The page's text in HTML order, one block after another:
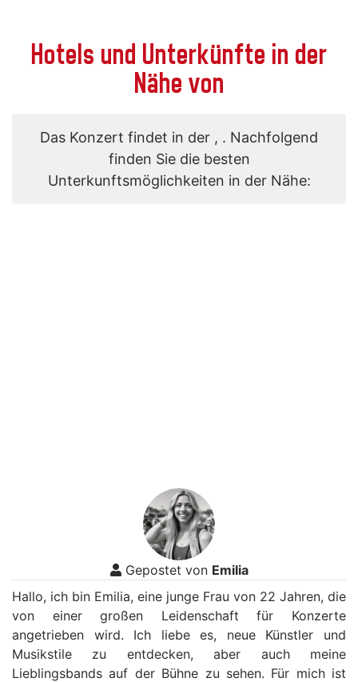
Hotels und Unterkünfte in der
Nähe von
Das Konzert findet in der , . Nachfolgend
finden Sie die besten
Unterkunftsmöglichkeiten in der Nähe:
Gepostet von Emilia
Hallo, ich bin Emilia, eine junge Frau von 22 Jahren, die
von einer großen Leidenschaft für Konzerte
angetrieben wird. Ich liebe es, neue Künstler und
Musikstile zu entdecken, aber auch meine
Lieblingsbands auf der Bühne zu sehen. Für mich ist